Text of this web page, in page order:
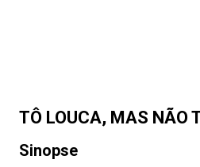
TÔ LOUCA, MAS NÃO
Sinopse